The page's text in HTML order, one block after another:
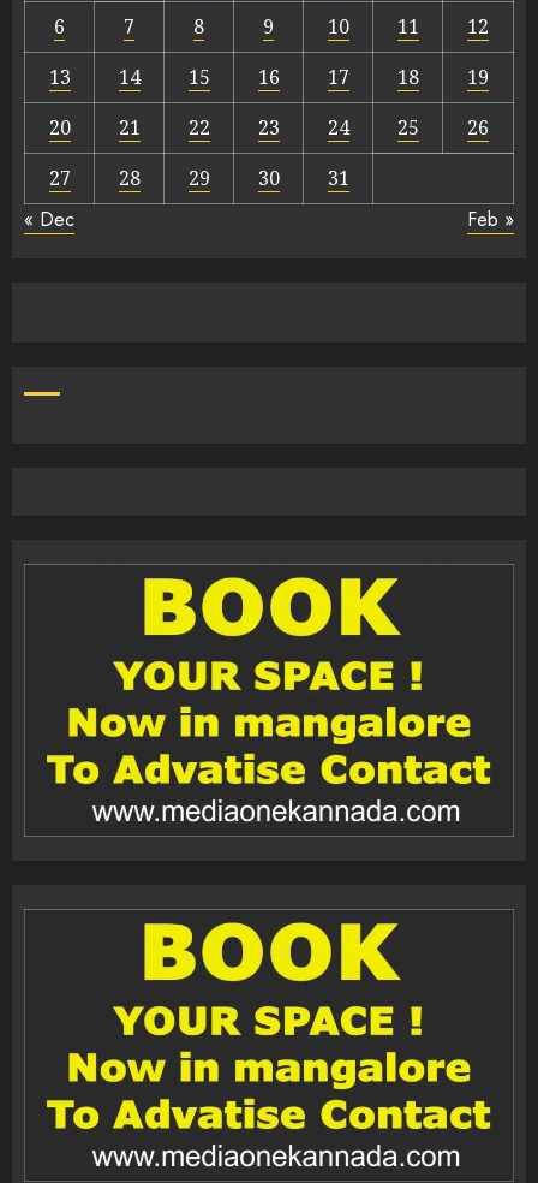
6
7 8 9 10 11
12
13
14 15 16 17 18
19
20
21 22 23 24 25
26
27
28 29 30 31
« Dec Feb »